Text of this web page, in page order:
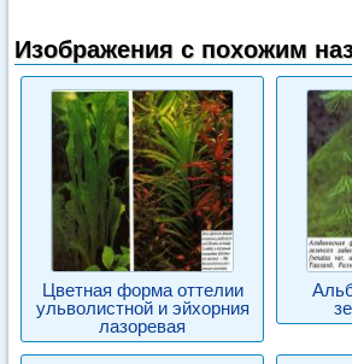
Изображения с похожим
Цветная форма оттелии
ульволистной и эйхорния
лазоревая